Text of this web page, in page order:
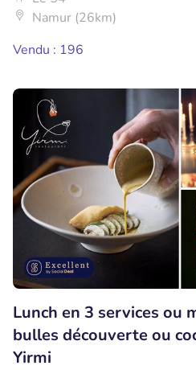
Namur (26km)
Vendu : 196
Lunch en 3 services ou
bulles découverte ou
Yirmi